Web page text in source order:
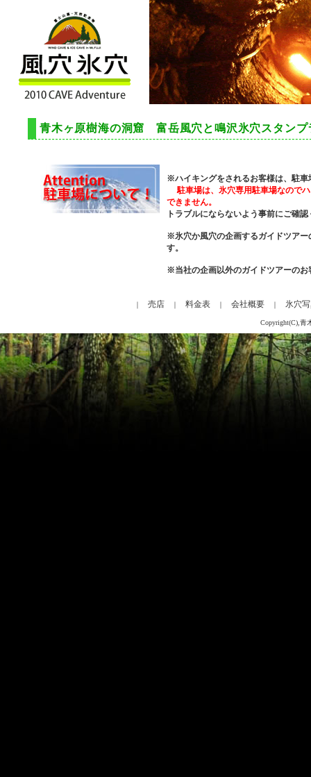
青木ヶ原樹海の洞窟 富岳風穴と鳴沢氷穴スタンプ
※ハイキングをされるお客様は、駐
駐車場は、 氷穴専用駐車場なので
できません。
トラブルにならないよう事前にご確
※氷穴か風穴の企画するガイドツア
す。
※当社の企画以外のガイドツアーの
｜ 売店 ｜ 料金表 ｜ 会社概要 ｜ 氷穴
Copyright(C),